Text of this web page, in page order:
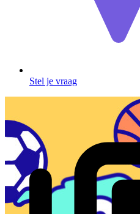
Stel je vraag